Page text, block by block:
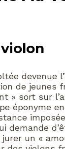
devenue
de jeunes
» sort sur
éponyme
demande
un «